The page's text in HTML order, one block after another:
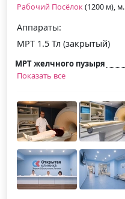
Рабочий Посёлок(1200 м), м.
Аппараты:
МРТ 1.5 Тл (закрытый)
МРТ желчного пузыря
Показать все